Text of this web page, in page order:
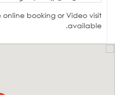
booking or Video visit
available.